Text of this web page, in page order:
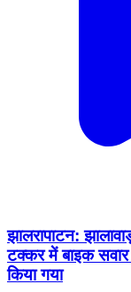
झालरापाटन:
टक्कर में बाइक सवार
किया गया